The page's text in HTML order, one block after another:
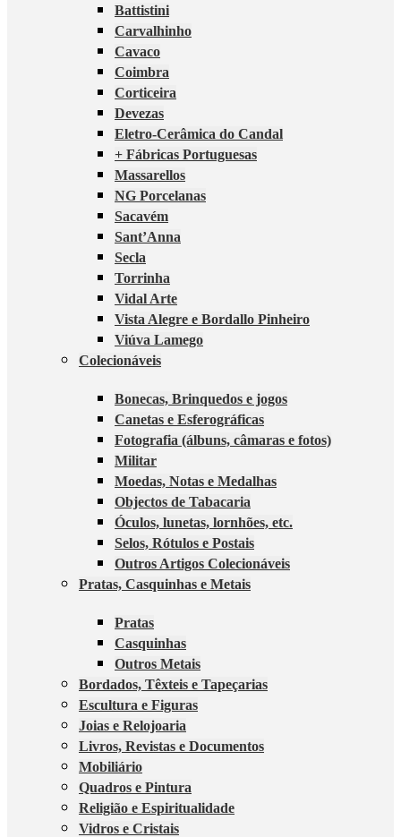
Battistini
Carvalhinho
Cavaco
Coimbra
Corticeira
Devezas
Eletro-Cerâmica do Candal
+ Fábricas Portuguesas
Massarellos
NG Porcelanas
Sacavém
Sant’Anna
Secla
Torrinha
Vidal Arte
Vista Alegre e Bordallo Pinheiro
Viúva Lamego
Colecionáveis
Bonecas, Brinquedos e jogos
Canetas e Esferográficas
Fotografia (álbuns, câmaras e fotos)
Militar
Moedas, Notas e Medalhas
Objectos de Tabacaria
Óculos, lunetas, lornhões, etc.
Selos, Rótulos e Postais
Outros Artigos Colecionáveis
Pratas, Casquinhas e Metais
Pratas
Casquinhas
Outros Metais
Bordados, Têxteis e Tapeçarias
Escultura e Figuras
Joias e Relojoaria
Livros, Revistas e Documentos
Mobiliário
Quadros e Pintura
Religião e Espiritualidade
Vidros e Cristais